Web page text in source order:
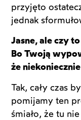
przyjęto
jednak
Jasne, ale czy
Bo Twoją
że
Tak, cały czas
pomijamy ten
śmiało, że tu